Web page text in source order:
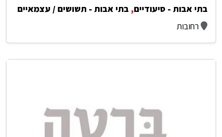
בתי אבות - סיעודיים, בתי אבות - תשושים / עצמאיים
רחובות